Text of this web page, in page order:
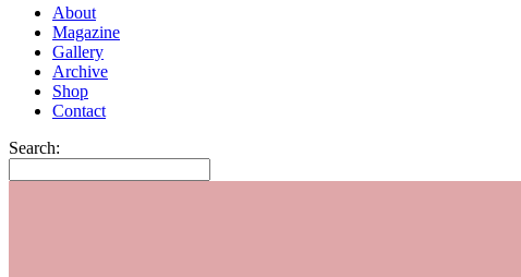
About
Magazine
Gallery
Archive
Shop
Contact
Search: